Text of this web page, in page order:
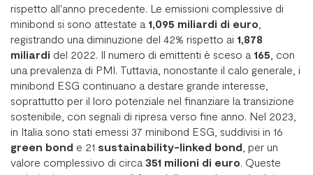
rispetto all'anno precedente. Le emissioni complessive di
minibond si sono attestate a 1,095 miliardi di euro
registrando una diminuzione del 42% rispetto ai 1,878
miliardi del 2022. Il numero di emittenti è sceso a 165 , con
una prevalenza di PMI. Tuttavia, nonostante il calo generale, i
minibond ESG continuano a destare grande interesse,
soprattutto per il loro potenziale nel finanziare la transizione
sostenibile, con segnali di ripresa verso fine anno. Nel 2023,
in Italia sono stati emessi 37 minibond ESG, suddivisi in 16
green bond e 21 sustainability-linked bond , per un
valore complessivo di circa 351 milioni di euro. Queste